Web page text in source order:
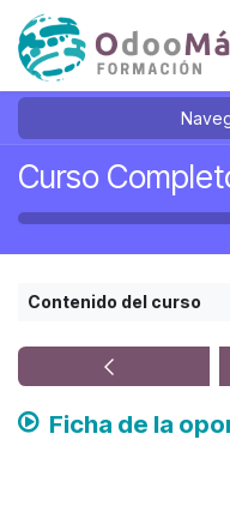
Ir al contenido
Curso
Contenido del curso
Ficha de la